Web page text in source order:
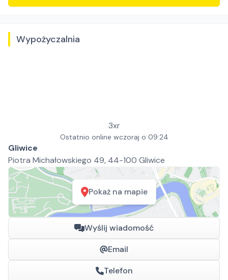
Wypożyczalnia
3xr
Ostatnio online wczoraj o 09:24
Gliwice
Piotra Michałowskiego 49, 44-100 Gliwice
Pokaż na mapie
Wyślij wiadomość
Email
Telefon